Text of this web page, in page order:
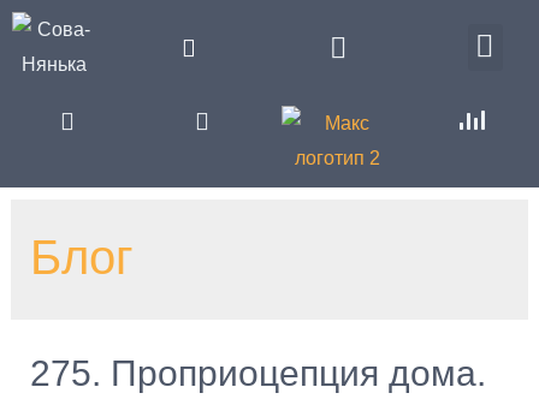
Блог
275. Проприоцепция дома.